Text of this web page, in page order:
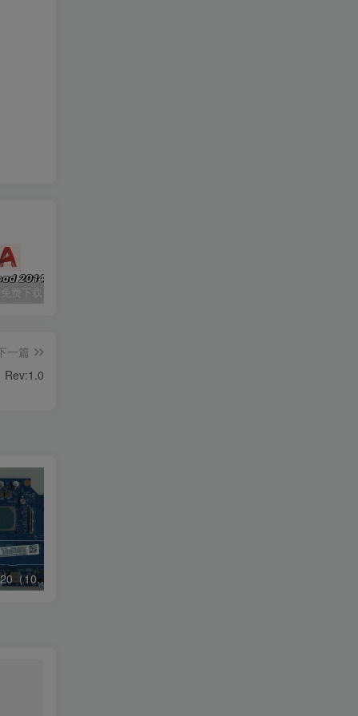
一篇
Rev:1.0
联想小新Air-14IIL 2020（10代i5 显卡MX350）版号:LA-J551P Rev:2B